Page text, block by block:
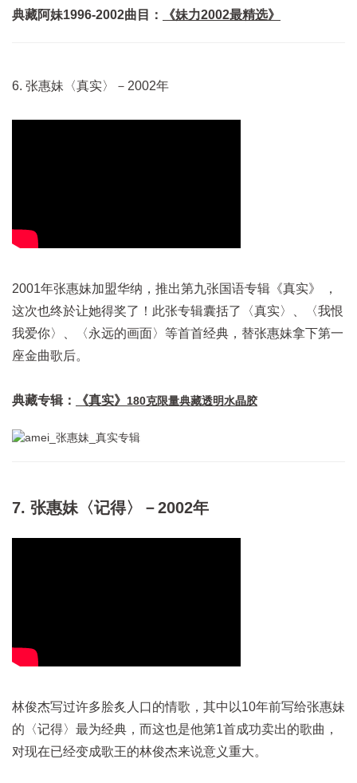
典藏阿妹1996-2002曲目： 《妹力2002最精选》
6. 张惠妹〈真实〉－2002年
2001年张惠妹加盟华纳，推出第九张国语专辑《真实》 ，
这次也终於让她得奖了！此张专辑囊括了〈真实〉、〈我恨
我爱你〉、〈永远的画面〉等首首经典，替张惠妹拿下第一
座金曲歌后。
典藏专辑： 《真实》 180克限量典藏透明水晶胶
7. 张惠妹〈记得〉－2002年
林俊杰写过许多脍炙人口的情歌，其中以10年前写给张惠妹
的〈记得〉最为经典，而这也是他第1首成功卖出的歌曲，
对现在已经变成歌王的林俊杰来说意义重大。